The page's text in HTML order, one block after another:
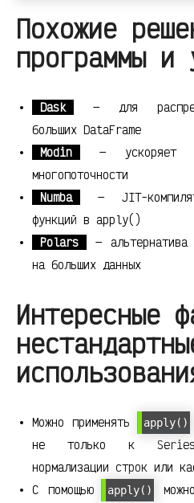
Похожие
программы и
Dask
— для
больших DataFrame
Modin
— ускоряет
многопоточности
Numba
— JIT-
функций в apply()
Polars
—
на больших данных
Интересные
Можно применять apply()
не только к
нормализации строк или
С помощью
apply()